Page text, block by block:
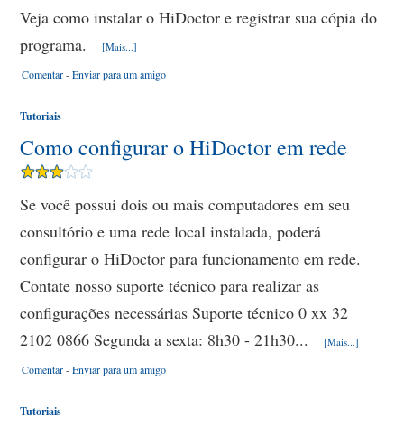
Veja como instalar o HiDoctor e registrar sua cópia do
programa.
[Mais...]
Comentar-Enviar para um amigo
Tutoriais
Como configurar o HiDoctor em rede
Se você possui dois ou mais computadores em seu
consultório e uma rede local instalada, poderá
configurar o HiDoctor para funcionamento em rede.
Contate nosso suporte técnico para realizar as
configurações necessárias Suporte técnico 0 xx 32
2102 0866 Segunda a sexta: 8h30 - 21h30...
[Mais...]
Comentar-Enviar para um amigo
Tutoriais